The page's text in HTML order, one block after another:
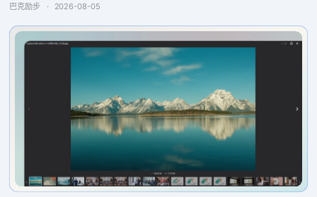
巴克励步 · 2026-08-05